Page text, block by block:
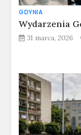
GDYNIA
Wydarzenia
31 marca, 2026